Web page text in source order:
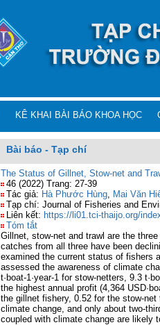
KÊ KHAI BÀI BÁO KHOA HỌC
Bài báo - Tạp chí
The Status of Gillnet, Stow-net and
46 (2022) Trang: 27-39
Tác giả: Hà Phước Hùng, Mai Văn
Tạp chí: Journal of Fisheries and
Liên kết: https://li01.tci-thaijo.org/
Tóm tắt
Gillnet, stow-net and trawl are the
catches from all three have been
examined the current status of fishers
assessed the awareness of climate
t·boat-1·year-1 for stow-netters, 9.3
the highest annual profit (4,364
the gillnet fishery, 0.52 for the stow-
climate change, and only about two-
coupled with climate change are likely